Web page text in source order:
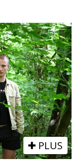
PLUS